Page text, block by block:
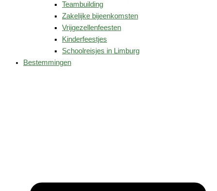
Teambuilding
Zakelijke bijeenkomsten
Vrijgezellenfeesten
Kinderfeestjes
Schoolreisjes in Limburg
Bestemmingen